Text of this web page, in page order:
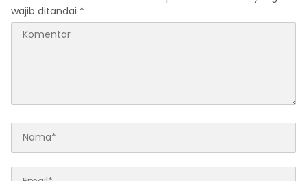
wajib ditandai *